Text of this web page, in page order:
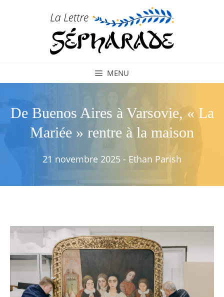
MENU
De Buenos Aires à Varsovie, « La
Mariée » rentre à la maison
21 novembre 2025 - Ethan Parish